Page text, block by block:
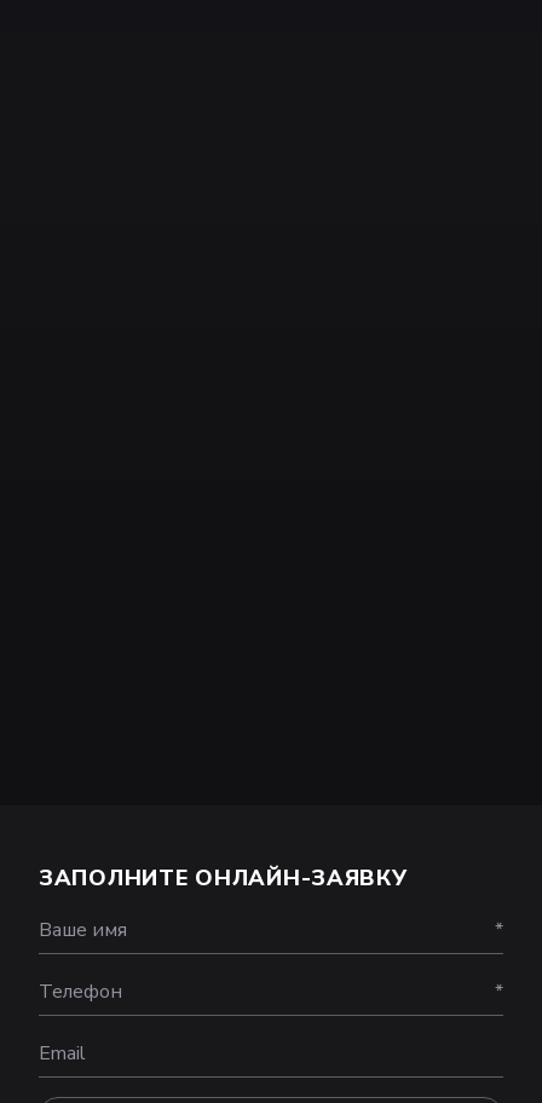
ЗАПОЛНИТЕ ОНЛАЙН-ЗАЯВКУ
Ваше имя *
Телефон *
Email